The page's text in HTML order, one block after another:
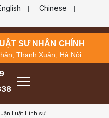
| Chinese |
SƯ NHÂN CHÍNH
Thanh Xuân, Hà Nội
Luật Hình sự